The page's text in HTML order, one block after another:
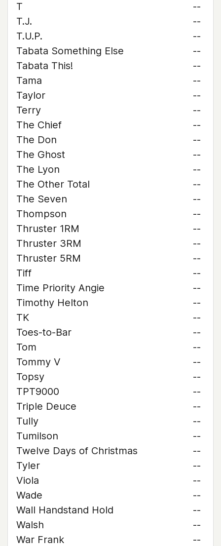
T
--
T.J.
--
T.U.P.
--
Tabata Something Else
--
Tabata This!
--
Tama
--
Taylor
--
Terry
--
The Chief
--
The Don
--
The Ghost
--
The Lyon
--
The Other Total
--
The Seven
--
Thompson
--
Thruster 1RM
--
Thruster 3RM
--
Thruster 5RM
--
Tiff
--
Time Priority Angie
--
Timothy Helton
--
TK
--
Toes-to-Bar
--
Tom
--
Tommy V
--
Topsy
--
TPT9000
--
Triple Deuce
--
Tully
--
Tumilson
--
Twelve Days of Christmas
--
Tyler
--
Viola
--
Wade
--
Wall Handstand Hold
--
Walsh
--
War Frank
--